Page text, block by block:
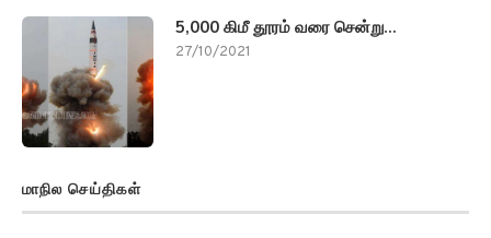
5,000 கிமீ தூரம் வரை சென்று...
27/10/2021
மாநில செய்திகள்